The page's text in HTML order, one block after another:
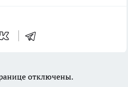
отключены.